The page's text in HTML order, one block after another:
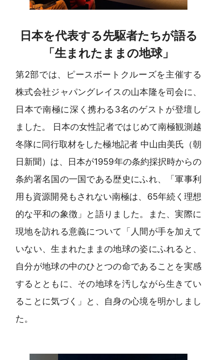
日本を代表する先駆者たちが語る
「生まれたままの地球」
第2部では、ピースボートクルーズを主催する
株式会社ジャパングレイスの山本隆を司会に、
日本で南極に深く携わる3名のゲストが登壇し
ました。 日本の女性記者ではじめて南極観測越
冬隊に同行取材をした極地記者 中山由美氏（朝
日新聞）は、日本が1959年の条約採択時からの
条約署名国の一国である歴史にふれ、「軍事利
用も資源開発もされない南極は、65年続く理想
的な平和の象徴」と語りました。また、実際に
現地を訪れる意義について「人間が手を加えて
いない、生まれたままの地球の姿にふれると、
自分が地球の中のひとつの命であることを実感
するとともに、その地球を汚しながら生きてい
ることに気づく」と、自身の心境を明かしまし
た。